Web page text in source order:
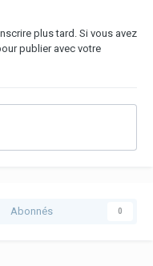
plus tard. Si vous avez
publier avec votre
Abonnés 0